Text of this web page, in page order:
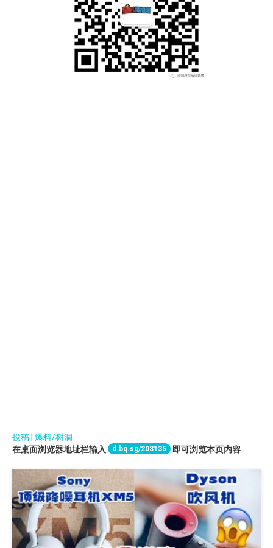
投稿| 爆料/树洞
在桌面浏览器地址栏输入
d.bq.sg/208135 即可浏览本页内容